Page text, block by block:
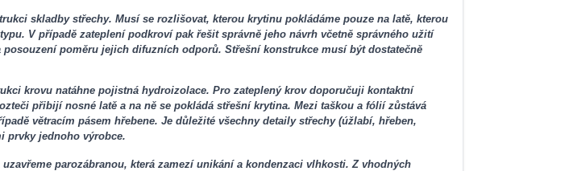
skladby střechy. Musí se rozlišovat, kterou krytinu pokládáme pouze na latě, kterou
V případě zateplení podkroví pak řešit správně jeho návrh včetně správného užití
poměru jejich difuzních odporů. Střešní konstrukce musí být dostatečně
krovu natáhne pojistná hydroizolace. Pro zateplený krov doporučuji kontaktní
přibijí nosné latě a na ně se pokládá střešní krytina. Mezi taškou a fólií zůstává
větracím pásem hřebene. Je důležité všechny detaily střechy (úžlabí, hřeben,
prvky jednoho výrobce.
parozábranou, která zamezí unikání a kondenzaci vlhkosti. Z vhodných